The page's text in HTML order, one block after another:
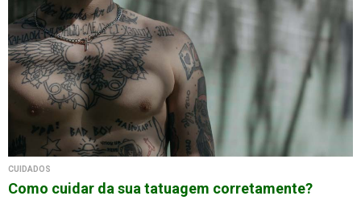
CUIDADOS
Como cuidar da sua tatuagem corretamente?